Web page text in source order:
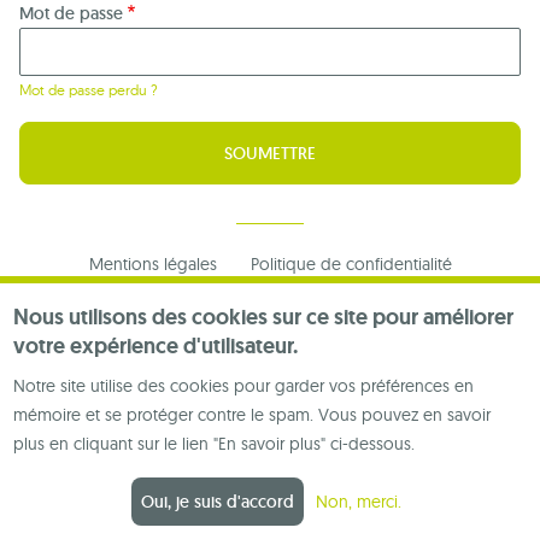
Nous utilisons des cookies sur ce site pour améliorer
votre expérience d'utilisateur.
Notre site utilise des cookies pour garder vos préférences en
mémoire et se protéger contre le spam. Vous pouvez en savoir
plus en cliquant sur le lien "En savoir plus" ci-dessous.
Oui, je suis d'accord Non, merci.
Mot de passe
Mot de passe perdu ?
Footer
menu
Mentions légales Politique de confidentialité
Nous contacter